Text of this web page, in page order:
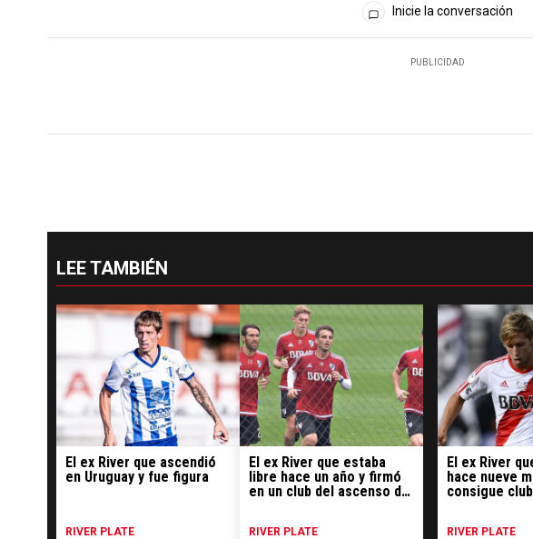
Inicie la conversación
PUBLICIDAD
LEE TAMBIÉN
El ex River que ascendió
en Uruguay y fue figura
RIVER PLATE
El ex River que estaba
libre hace un año y firmó
en un club del ascenso de
RIVER PLATE
El ex River
hace nueve
consigue
RIVER PLATE